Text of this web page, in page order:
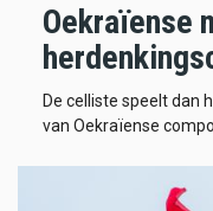
Oekraïense
De celliste speelt dan
van Oekraïense